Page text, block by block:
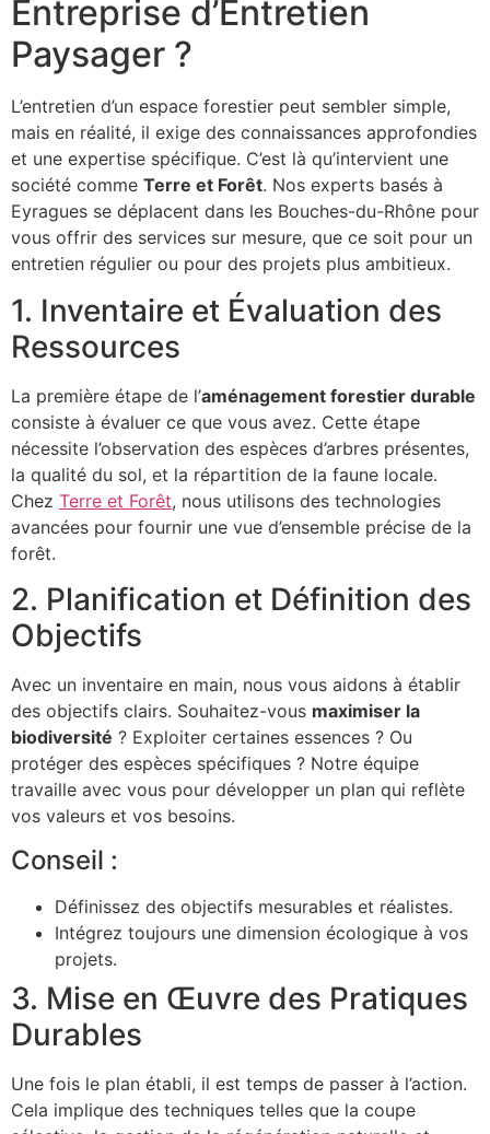
Entreprise d’Entretien
Paysager ?
L’entretien d’un espace forestier peut sembler simple,
mais en réalité, il exige des connaissances approfondies
et une expertise spécifique. C’est là qu’intervient une
société comme Terre et Forêt. Nos experts basés à
Eyragues se déplacent dans les Bouches-du-Rhône pour
vous offrir des services sur mesure, que ce soit pour un
entretien régulier ou pour des projets plus ambitieux.
1. Inventaire et Évaluation des
Ressources
La première étape de l’aménagement forestier durable
consiste à évaluer ce que vous avez. Cette étape
nécessite l’observation des espèces d’arbres présentes,
la qualité du sol, et la répartition de la faune locale.
Chez Terre et Forêt, nous utilisons des technologies
avancées pour fournir une vue d’ensemble précise de la
forêt.
2. Planification et Définition des
Objectifs
Avec un inventaire en main, nous vous aidons à établir
des objectifs clairs. Souhaitez-vous maximiser la
biodiversité ? Exploiter certaines essences ? Ou
protéger des espèces spécifiques ? Notre équipe
travaille avec vous pour développer un plan qui reflète
vos valeurs et vos besoins.
Conseil :
Définissez des objectifs mesurables et réalistes.
Intégrez toujours une dimension écologique à vos
projets.
3. Mise en Œuvre des Pratiques
Durables
Une fois le plan établi, il est temps de passer à l’action.
Cela implique des techniques telles que la coupe